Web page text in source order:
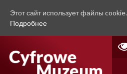
Этот сайт использует файлы cookie.
Подробнее